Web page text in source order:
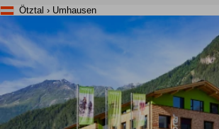
Ötztal › Umhausen